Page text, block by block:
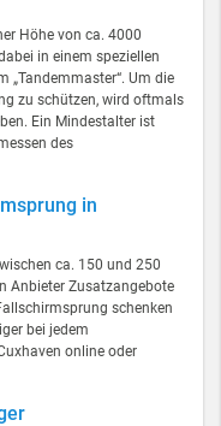
Höhe von ca. 4000
in einem speziellen
„Tandemmaster“. Um die
zu schützen, wird oftmals
Ein Mindestalter ist
des
in
ca. 150 und 250
Anbieter Zusatzangebote
schenken
bei jedem
online oder